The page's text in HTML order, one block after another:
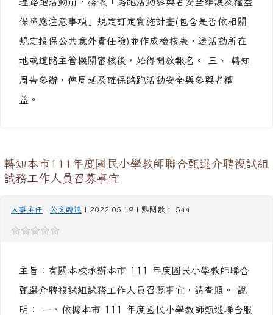
保障應注意事項」規定訂定實施計畫(包含是否依相關
規定投保公共意外責任險)並作成檢核表，送活動所在
地或道路主管機關審核後，始得開放報名。 三、 轉知
周告參辦，俾周延及確保路跑活動安全與參與者權
益。
轉知本市111年度國民小學教師聯合甄選介聘複試組
試務工作人員召募事宜
人事主任 - 公文轉達 | 2022-05-19 | 點閱數： 544
主旨：有關本校承辦本市 111 年度國民小學教師聯合
甄選介聘複試組試務工作人員召募事宜，請查照。 說
明： 一、依據本市 111 年度國民小學教師甄選聯合服